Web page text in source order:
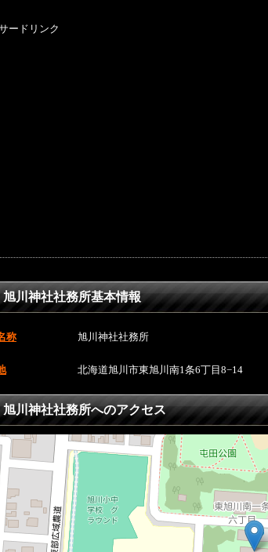
ードリンク
旭川神社社務所基本情報
称 旭川神社社務所
北海道旭川市東旭川南1条6丁目8−14
旭川神社社務所へのアクセス